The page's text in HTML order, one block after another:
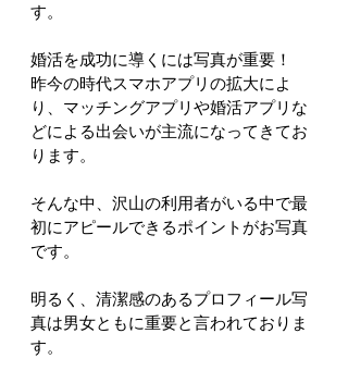
す。
婚活を成功に導くには写真が重要！
昨今の時代スマホアプリの拡大によ
り、マッチングアプリや婚活アプリな
どによる出会いが主流になってきてお
ります。
そんな中、沢山の利用者がいる中で最
初にアピールできるポイントがお写真
です。
明るく、清潔感のあるプロフィール写
真は男女ともに重要と言われておりま
す。